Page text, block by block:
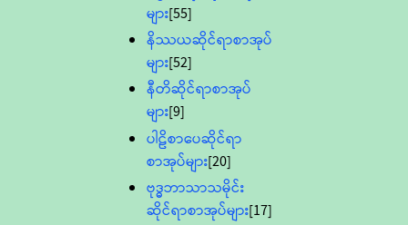
များ[55]
နိဿယဆိုင်ရာစာအုပ်
များ[52]
နီတိဆိုင်ရာစာအုပ်
များ[9]
ပါဠိစာပေဆိုင်ရာ
စာအုပ်များ[20]
ဗုဒ္ဓဘာသာသမိုင်း
ဆိုင်ရာစာအုပ်များ[17]